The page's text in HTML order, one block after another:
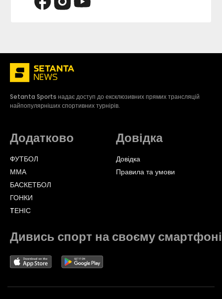
Setanta Sports надає доступ до ексклюзивних прямих трансляцій
найпопулярніших спортивних турнірів.
Додатково
ФУТБОЛ
ММА
БАСКЕТБОЛ
ГОНКИ
TЕНІС
Довідка
Довідка
Правила та умови
Дивись спорт на своєму смартфоні